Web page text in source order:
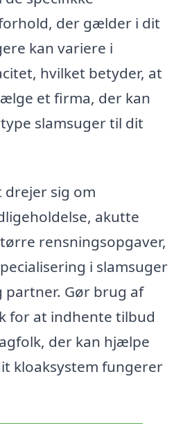
der gælder i dit
kan variere i
hvilket betyder, at
et firma, der kan
slamsuger til dit
drejer sig om
akutte
rensningsopgaver,
i slamsuger
partner. Gør brug af
for at indhente tilbud
der kan hjælpe
kloaksystem fungerer